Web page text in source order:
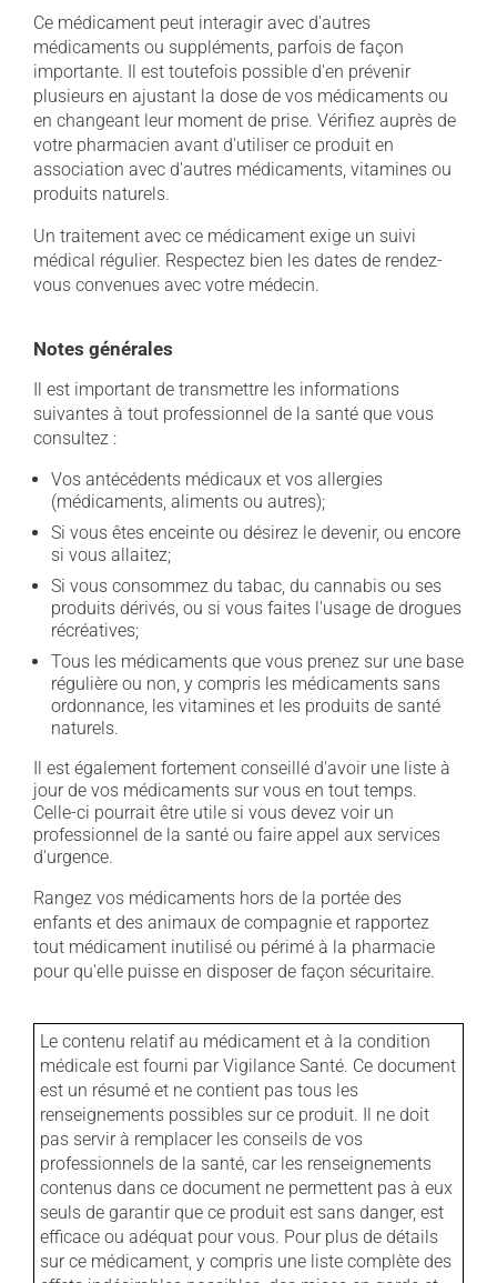
Ce médicament peut interagir avec d'autres
médicaments ou suppléments, parfois de façon
importante. Il est toutefois possible d'en prévenir
plusieurs en ajustant la dose de vos médicaments ou
en changeant leur moment de prise. Vérifiez auprès de
votre pharmacien avant d'utiliser ce produit en
association avec d'autres médicaments, vitamines ou
produits naturels.
Un traitement avec ce médicament exige un suivi
médical régulier. Respectez bien les dates de rendez-
vous convenues avec votre médecin.
Notes générales
Il est important de transmettre les informations
suivantes à tout professionnel de la santé que vous
consultez :
Vos antécédents médicaux et vos allergies
(médicaments, aliments ou autres);
Si vous êtes enceinte ou désirez le devenir, ou encore
si vous allaitez;
Si vous consommez du tabac, du cannabis ou ses
produits dérivés, ou si vous faites l'usage de drogues
récréatives;
Tous les médicaments que vous prenez sur une base
régulière ou non, y compris les médicaments sans
ordonnance, les vitamines et les produits de santé
naturels.
Il est également fortement conseillé d'avoir une liste à
jour de vos médicaments sur vous en tout temps.
Celle-ci pourrait être utile si vous devez voir un
professionnel de la santé ou faire appel aux services
d'urgence.
Rangez vos médicaments hors de la portée des
enfants et des animaux de compagnie et rapportez
tout médicament inutilisé ou périmé à la pharmacie
pour qu'elle puisse en disposer de façon sécuritaire.
Le contenu relatif au médicament et à la condition
médicale est fourni par Vigilance Santé. Ce document
est un résumé et ne contient pas tous les
renseignements possibles sur ce produit. Il ne doit
pas servir à remplacer les conseils de vos
professionnels de la santé, car les renseignements
contenus dans ce document ne permettent pas à eux
seuls de garantir que ce produit est sans danger, est
efficace ou adéquat pour vous. Pour plus de détails
sur ce médicament, y compris une liste complète des